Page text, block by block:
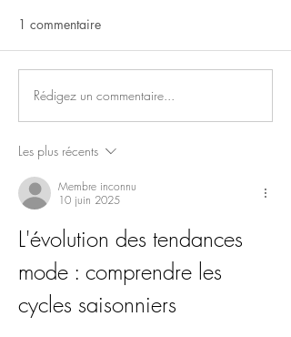
Les Actus du mois de juillet
1 commentaire
Rédigez un commentaire...
Les plus récents
Membre inconnu
10 juin 2025
L'évolution des tendances
mode : comprendre les
cycles saisonniers